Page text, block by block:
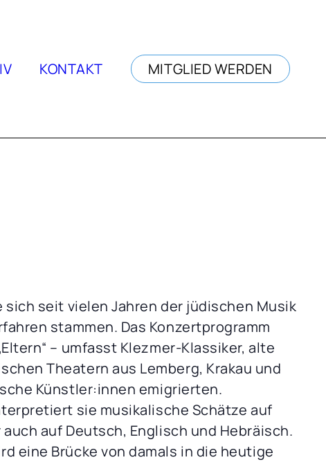
KONTAKT MITGLIED WERDEN
sich seit vielen Jahren der jüdischen Musik
stammen. Das Konzertprogramm
– umfasst Klezmer-Klassiker, alte
Theatern aus Lemberg, Krakau und
Künstler:innen emigrierten.
sie musikalische Schätze auf
auf Deutsch, Englisch und Hebräisch.
eine Brücke von damals in die heutige